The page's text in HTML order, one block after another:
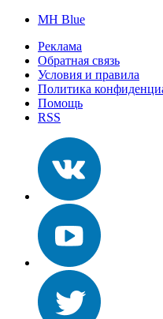
MH Blue
Реклама
Обратная связь
Условия и правила
Политика
Помощь
RSS